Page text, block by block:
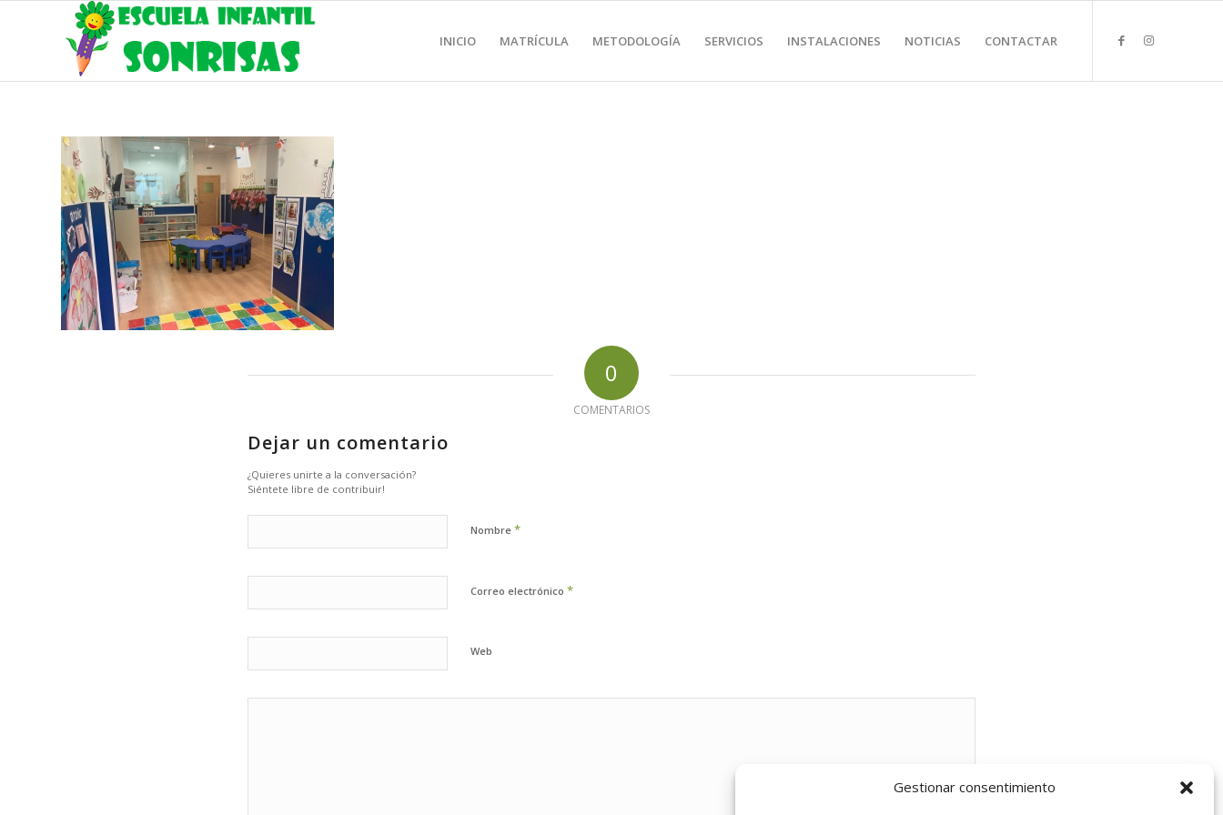
Gestionar consentimiento
INICIO MATRÍCULA METODOLOGÍA SERVICIOS INSTALACIONES NOTICIAS CONTACTAR
0
COMENTARIOS
Dejar un comentario
¿Quieres unirte a la conversación?
Siéntete libre de contribuir!
Nombre *
Correo electrónico *
Web